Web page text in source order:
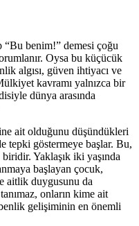
“Bu benim!” demesi çoğu
Oysa bu küçücük
algısı, güven ihtiyacı ve
kavramı yalnızca bir
dünya arasında
ait olduğunu düşündükleri
tepki göstermeye başlar. Bu,
Yaklaşık iki yaşında
başlayan çocuk,
aitlik duygusunu da
onların kime ait
gelişiminin en önemli